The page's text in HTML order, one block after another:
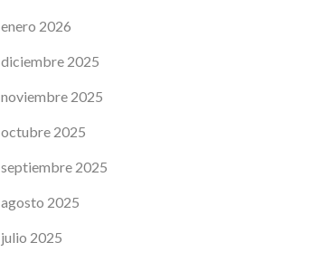
enero 2026
diciembre 2025
noviembre 2025
octubre 2025
septiembre 2025
agosto 2025
julio 2025